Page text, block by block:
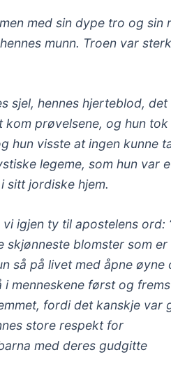
med sin dype tro og sin
munn. Troen var
sjel, hennes hjerteblod, det
kom prøvelsene, og hun
hun visste at ingen kunne
legeme, som hun var
sitt jordiske hjem.
igjen ty til apostelens ord:
skjønneste blomster som er
så på livet med åpne øyne
menneskene først og
fordi det kanskje var
store respekt for
med deres gudgitte